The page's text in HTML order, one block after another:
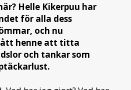
Helle Kikerpuu har
för alla dess
och nu
henne att titta
och tankar som